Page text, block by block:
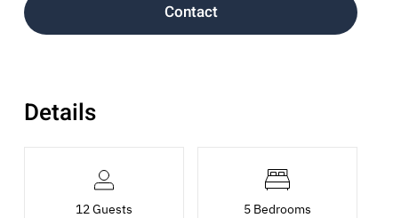
Contact
Details
12 Guests 5 Bedrooms